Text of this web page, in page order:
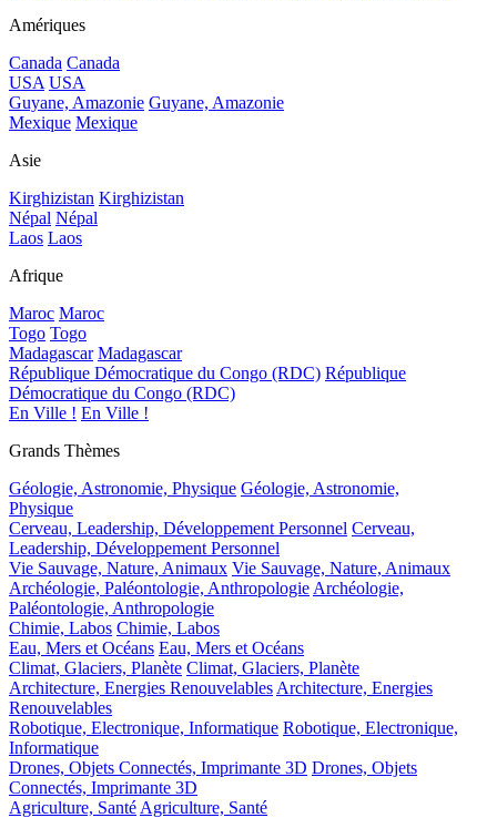
Amériques
Canada Canada
USA USA
Guyane, Amazonie Guyane, Amazonie
Mexique Mexique
Asie
Kirghizistan Kirghizistan
Népal Népal
Laos Laos
Afrique
Maroc Maroc
Togo Togo
Madagascar Madagascar
République Démocratique du Congo (RDC) République
Démocratique du Congo (RDC)
En Ville ! En Ville !
Grands Thèmes
Géologie, Astronomie, Physique Géologie, Astronomie,
Physique
Cerveau, Leadership, Développement Personnel Cerveau,
Leadership, Développement Personnel
Vie Sauvage, Nature, Animaux Vie Sauvage, Nature, Animaux
Archéologie, Paléontologie, Anthropologie Archéologie,
Paléontologie, Anthropologie
Chimie, Labos Chimie, Labos
Eau, Mers et Océans Eau, Mers et Océans
Climat, Glaciers, Planète Climat, Glaciers, Planète
Architecture, Energies Renouvelables Architecture, Energies
Renouvelables
Robotique, Electronique, Informatique Robotique, Electronique,
Informatique
Drones, Objets Connectés, Imprimante 3D Drones, Objets
Connectés, Imprimante 3D
Agriculture, Santé Agriculture, Santé